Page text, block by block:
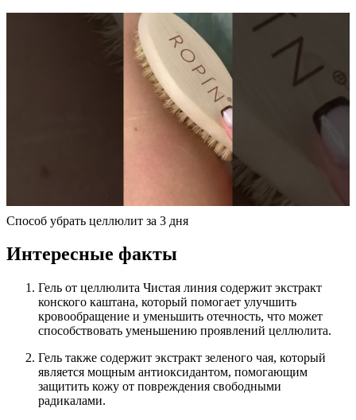
Способ убрать целлюлит за 3 дня
Интересные факты
Гель от целлюлита Чистая линия содержит экстракт
конского каштана, который помогает улучшить
кровообращение и уменьшить отечность, что может
способствовать уменьшению проявлений целлюлита.
Гель также содержит экстракт зеленого чая, который
является мощным антиоксидантом, помогающим
защитить кожу от повреждения свободными
радикалами.